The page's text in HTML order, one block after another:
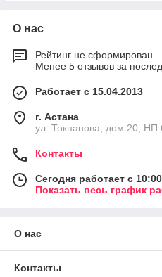
О нас
Рейтинг не сформирован
Менее 5 отзывов за
Работает с 15.04.2013
г. Астана
ул. Токпанова, дом 20, НП
Контакты
Сегодня работает с
Показать весь график
О нас
Контакты